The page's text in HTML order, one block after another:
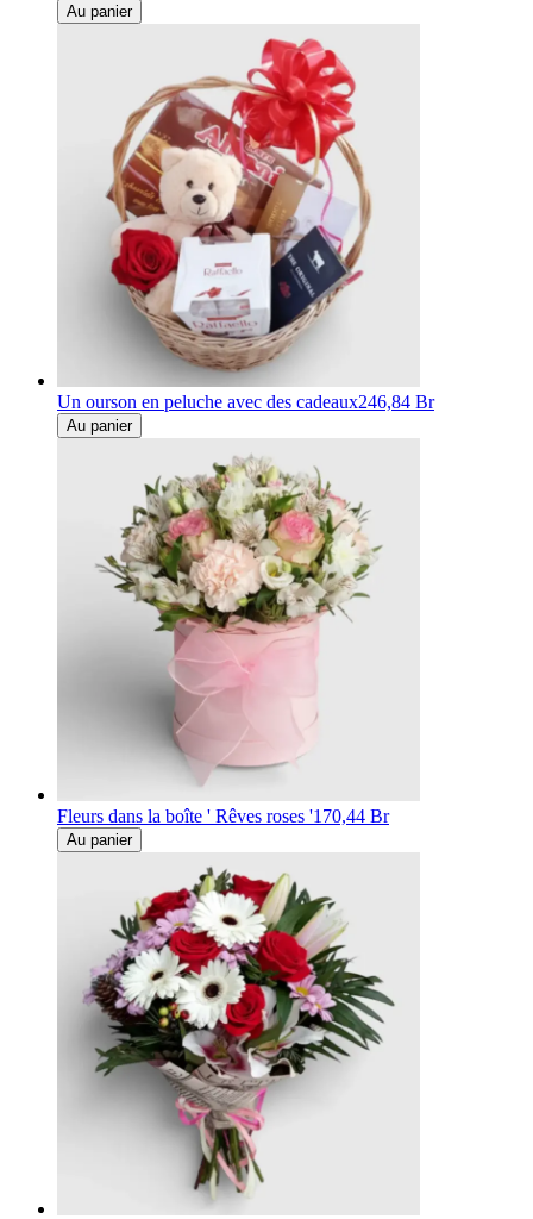
Au panier
Un ourson en peluche avec des cadeaux246,84 Br
Au panier
Fleurs dans la boîte ' Rêves roses '170,44 Br
Au panier